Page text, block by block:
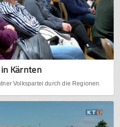
Kärnten
Volkspartei durch die Regionen.